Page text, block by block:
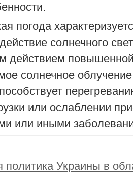
погода
солнечного
действием
солнечное
или ослаблении
или иными
политика Украины в